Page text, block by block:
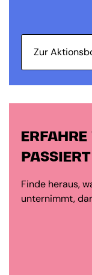
Zur
PASSIERT
Finde heraus,
unternimmt,